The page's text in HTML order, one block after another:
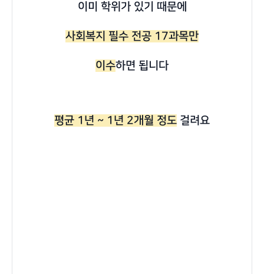
이미 학위가 있기 때문에
사회복지 필수 전공 17과목만
이수하면 됩니다
평균 1년 ~ 1년 2개월 정도 걸려요